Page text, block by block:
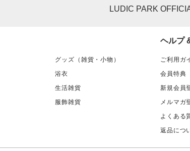
LUDIC PARK
グッズ（雑貨・小物）
浴衣
生活雑貨
服飾雑貨
ヘルプ
ご利用ガ
会員特典
新規会員
メルマガ
よくある
返品につ